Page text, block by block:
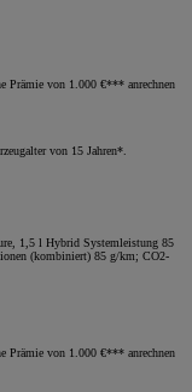
Prämie von 1.000 €*** anrechnen
von 15 Jahren*.
1,5 l Hybrid Systemleistung 85
(kombiniert) 85 g/km; CO2-
Prämie von 1.000 €*** anrechnen